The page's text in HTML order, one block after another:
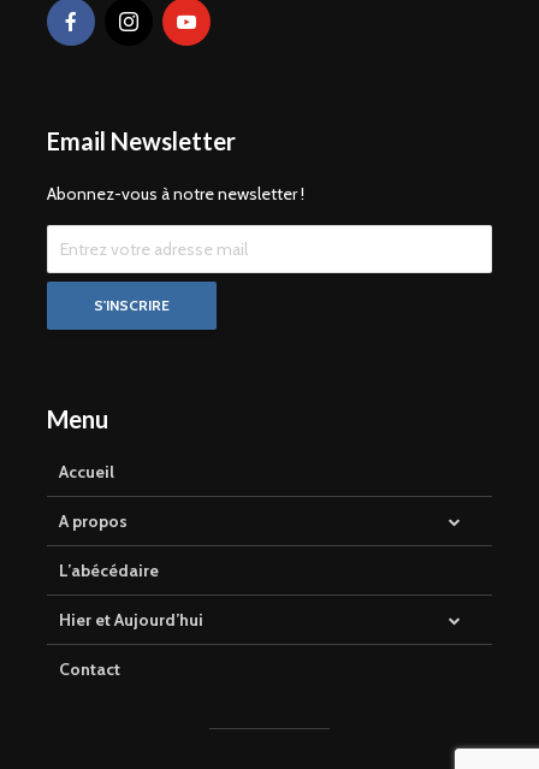
Email Newsletter
Abonnez-vous à notre newsletter !
Menu
Accueil
A propos
L’abécédaire
Hier et Aujourd’hui
Contact